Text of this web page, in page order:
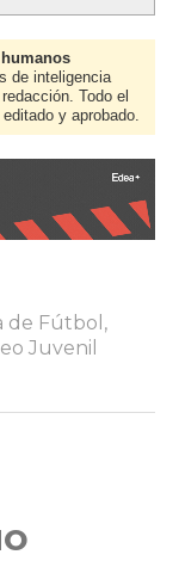
de inteligencia
Todo el
y aprobado.
de Fútbol ,
Juvenil